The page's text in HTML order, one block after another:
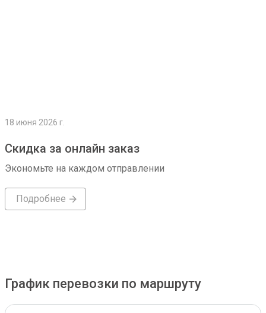
18 июня 2026 г.
Скидка за онлайн заказ
Экономьте на каждом отправлении
Подробнее
График перевозки по маршруту